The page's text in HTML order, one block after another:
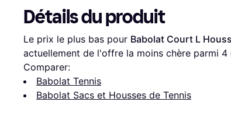
Détails du produit
Le prix le plus bas pour Babolat Court L
actuellement de l'offre la moins chère parmi 4
Comparer:
Babolat Tennis
Babolat Sacs et Housses de Tennis